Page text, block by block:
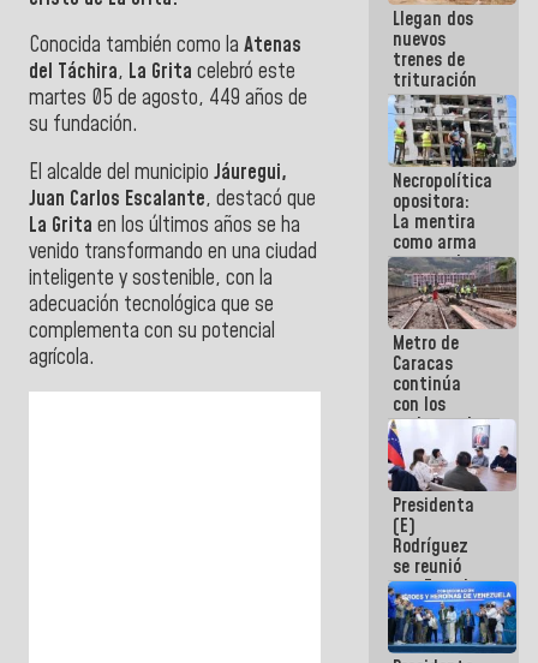
Conocida también como la Atenas
del Táchira, La Grita celebró este
martes 05 de agosto, 449 años de
su fundación.
El alcalde del municipio Jáuregui,
Juan Carlos Escalante, destacó que
La Grita en los últimos años se ha
venido transformando en una ciudad
inteligente y sostenible, con la
adecuación tecnológica que se
complementa con su potencial
agrícola.
es
embarrarla
Llegan dos
nuevos
trenes de
trituración
para
optimizar
manejo de
escombros
en La Guaira
Necropolítica
opositora:
La mentira
como arma
contra el
Pueblo
Metro de
Caracas
continúa
con los
trabajos de
mantenimiento
e inspección
en la Línea 2
Presidenta
(E)
Rodríguez
se reunió
con Estado
Mayor
Eléctrico
para